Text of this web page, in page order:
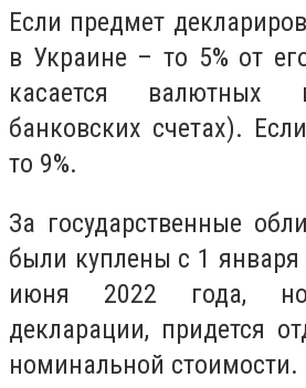
Если предмет
в Украине – то 5% от
касается валютных
банковских счетах).
то 9%.
За государственные
были куплены с 1 января
июня 2022 года,
декларации, придется
номинальной стоимости.